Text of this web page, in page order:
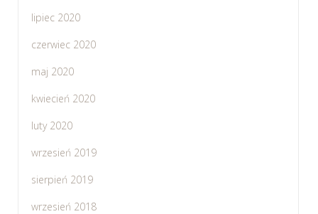
lipiec 2020
czerwiec 2020
maj 2020
kwiecień 2020
luty 2020
wrzesień 2019
sierpień 2019
wrzesień 2018